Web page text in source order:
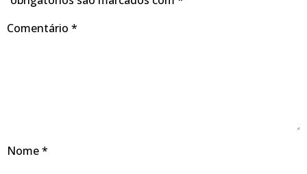
Comentário *
Nome*